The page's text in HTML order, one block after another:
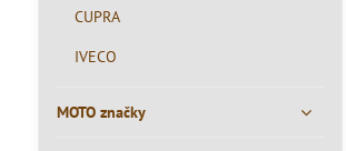
CUPRA
IVECO
MOTO značky